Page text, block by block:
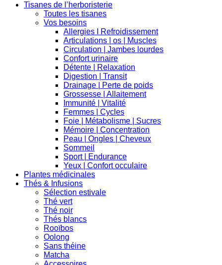
Tisanes de l’herboristerie
Toutes les tisanes
Vos besoins
Allergies I Refroidissement
Articulations | os | Muscles
Circulation | Jambes lourdes
Confort urinaire
Détente | Relaxation
Digestion | Transit
Drainage | Perte de poids
Grossesse | Allaitement
Immunité | Vitalité
Femmes | Cycles
Foie | Métabolisme | Sucres
Mémoire | Concentration
Peau | Ongles | Cheveux
Sommeil
Sport | Endurance
Yeux | Confort occulaire
Plantes médicinales
Thés & Infusions
Sélection estivale
Thé vert
Thé noir
Thés blancs
Rooïbos
Oolong
Sans théine
Matcha